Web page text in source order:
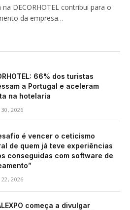
DECORHOTEL contribui para o
da empresa…
66% dos turistas
a Portugal e aceleram
na hotelaria
30, 2026
é vencer o ceticismo
de quem já teve experiências
conseguidas com software de
22, 2026
começa a divulgar